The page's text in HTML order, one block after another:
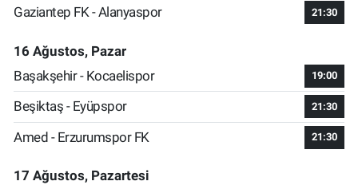
Gaziantep FK - Alanyaspor 21:30
16 Ağustos, Pazar
Başakşehir - Kocaelispor
19:00
Beşiktaş - Eyüpspor 21:30
Amed - Erzurumspor FK 21:30
17 Ağustos, Pazartesi